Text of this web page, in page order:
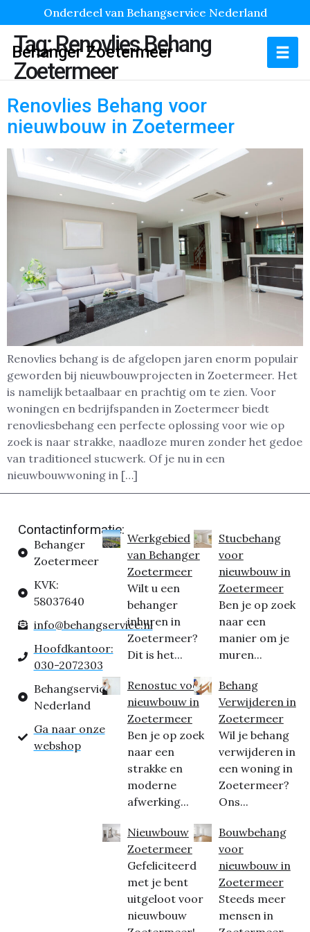
Onderdeel van Behangservice Nederland
Behanger Zoetermeer
Tag:Renovlies Behang
Zoetermeer
Renovlies Behang voor
nieuwbouw in Zoetermeer
Renovlies behang is de afgelopen jaren enorm populair
geworden bij nieuwbouwprojecten in Zoetermeer. Het
is namelijk betaalbaar en prachtig om te zien. Voor
woningen en bedrijfspanden in Zoetermeer biedt
renovliesbehang een perfecte oplossing voor wie op
zoek is naar strakke, naadloze muren zonder het gedoe
van traditioneel stucwerk. Of je nu in een
nieuwbouwwoning in […]
Contactinformatie:
Behanger
Zoetermeer
KVK:
58037640
info@behangservice.nl
Hoofdkantoor:
030-2072303
Behangservice
Nederland
Ga naar onze
webshop
Werkgebied
van Behanger
Zoetermeer
Wilt u een
behanger
inhuren in
Zoetermeer?
Dit is het...
Renostuc voor
nieuwbouw in
Zoetermeer
Ben je op zoek
naar een
strakke en
moderne
afwerking...
Nieuwbouw
Zoetermeer
Gefeliciteerd
met je bent
uitgeloot voor
nieuwbouw
Stucbehang
voor
nieuwbouw in
Zoetermeer
Ben je op zoek
naar een
manier om je
muren...
Behang
Verwijderen in
Zoetermeer
Wil je behang
verwijderen in
een woning in
Zoetermeer?
Ons...
Bouwbehang
voor
nieuwbouw in
Zoetermeer
Steeds meer
mensen in